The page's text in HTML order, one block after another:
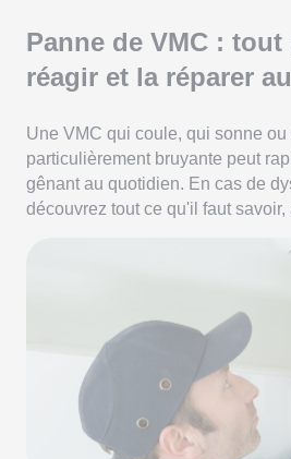
Panne de VMC :
réagir et la réparer
Une VMC qui coule, qui sonne ou
particulièrement bruyante peut
gênant au quotidien. En cas de
découvrez tout ce qu'il faut savoir,